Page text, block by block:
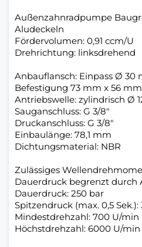
Außenzahnradpumpe
Aludeckeln
Fördervolumen: 0,91 ccm/U
Drehrichtung: linksdrehend
Anbauflansch: Einpass Ø 30
Befestigung 73 mm x 56
Antriebswelle: zylindrisch Ø
Sauganschluss: G 3/8"
Druckanschluss: G 3/8"
Einbaulänge: 78,1 mm
Dichtungsmaterial: NBR
Zulässiges
Dauerdruck begrenzt durch
Dauerdruck: 250 bar
Spitzendruck (max. 0,5 Sek.):
Mindestdrehzahl: 700 U/min
Höchstdrehzahl: 6000 U/min